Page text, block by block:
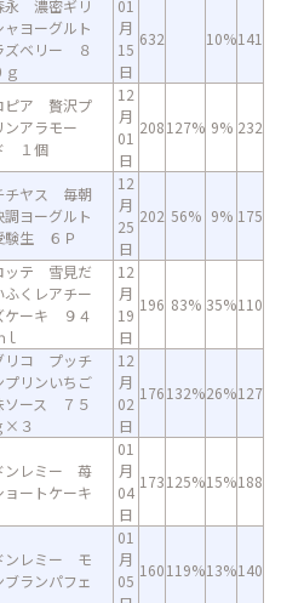
永 濃密ギリ
ャヨーグルト
ズベリー ８
ｇ
01
月
15
日
632 10%141
ピア 贅沢プ
ンアラモー
１個
12
月
01
日
208127% 9% 232
チヤス 毎朝
調ヨーグルト
験生 ６Ｐ
12
月
25
日
202 56% 9% 175
ッテ 雪見だ
ふくレアチー
ケーキ ９４
12
月
19
日
196 83% 35%110
リコ プッチ
プリンいちご
ソース ７５
×３
12
月
02
日
176132%26%127
ンレミー 苺
ョートケーキ
01
月
04
日
173125%15%188
ンレミー モ
ブランパフェ
01
月
05
160119%13%140